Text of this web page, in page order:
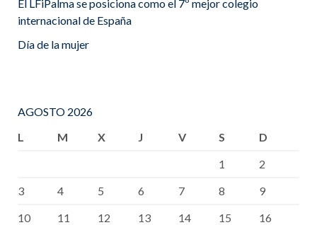
El LFiPalma se posiciona como el 7º mejor colegio
internacional de España
Día de la mujer
AGOSTO 2026
L
M X J V S
D
1
2
3
4 5 6 7 8
9
10
11 12 13 14 15
16